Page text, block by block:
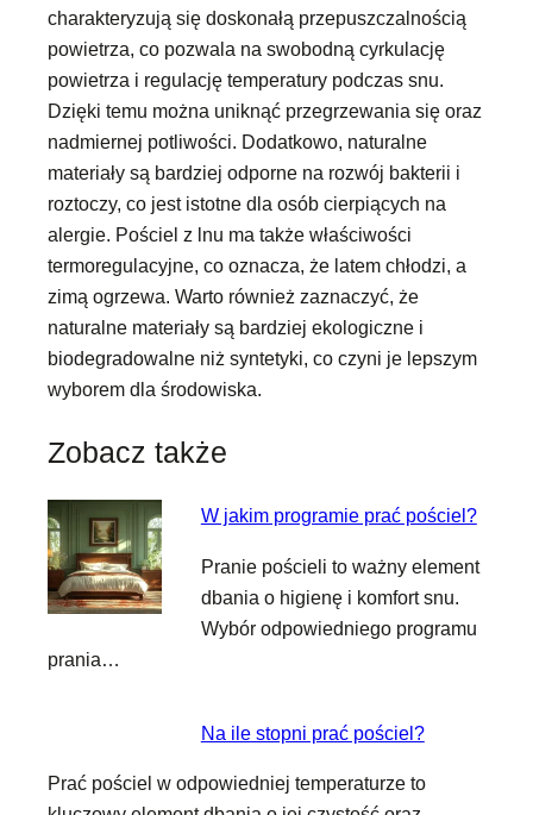
charakteryzują się doskonałą przepuszczalnością
powietrza, co pozwala na swobodną cyrkulację
powietrza i regulację temperatury podczas snu.
Dzięki temu można uniknąć przegrzewania się oraz
nadmiernej potliwości. Dodatkowo, naturalne
materiały są bardziej odporne na rozwój bakterii i
roztoczy, co jest istotne dla osób cierpiących na
alergie. Pościel z lnu ma także właściwości
termoregulacyjne, co oznacza, że latem chłodzi, a
zimą ogrzewa. Warto również zaznaczyć, że
naturalne materiały są bardziej ekologiczne i
biodegradowalne niż syntetyki, co czyni je lepszym
wyborem dla środowiska.
Zobacz także
W jakim programie prać pościel?
Pranie pościeli to ważny element
dbania o higienę i komfort snu.
Wybór odpowiedniego programu
prania…
Na ile stopni prać pościel?
Prać pościel w odpowiedniej temperaturze to